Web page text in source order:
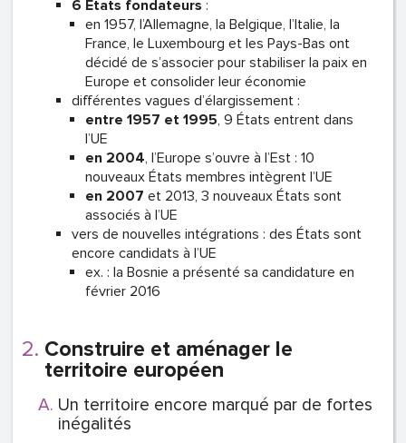
6 États fondateurs :
en 1957, l’Allemagne, la Belgique, l’Italie, la
France, le Luxembourg et les Pays-Bas ont
décidé de s’associer pour stabiliser la paix en
Europe et consolider leur économie
différentes vagues d’élargissement :
entre 1957 et 1995, 9 États entrent dans
l’UE
en 2004, l’Europe s’ouvre à l’Est : 10
nouveaux États membres intègrent l’UE
en 2007 et 2013, 3 nouveaux États sont
associés à l’UE
vers de nouvelles intégrations : des États sont
encore candidats à l’UE
ex. : la Bosnie a présenté sa candidature en
février 2016
Construire et aménager le
territoire européen
Un territoire encore marqué par de fortes
inégalités